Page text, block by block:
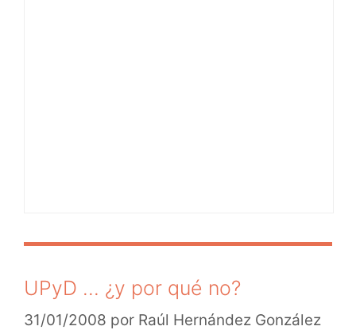
UPyD … ¿y por qué no?
31/01/2008 por Raúl Hernández González